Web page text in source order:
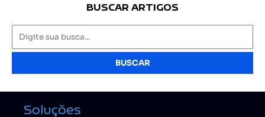
BUSCAR ARTIGOS
BUSCAR
Soluções